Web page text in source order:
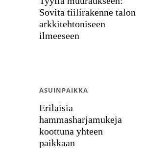
Sovita tiilirakenne talon
arkkitehtoniseen
ilmeeseen
Erilaisia
hammasharjamukeja
koottuna yhteen
paikkaan
ASUINPAIKKA